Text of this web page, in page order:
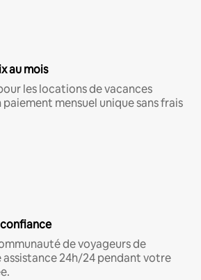
au mois
les locations de vacances
mensuel unique sans frais
de voyageurs de
24h/24 pendant votre